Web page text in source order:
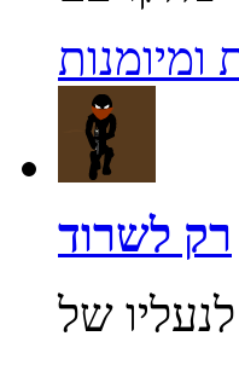
ומיומנות
רק לשרוד